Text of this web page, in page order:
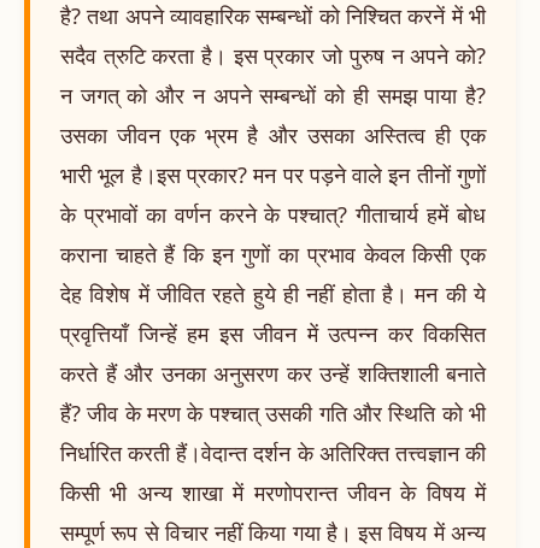
है? तथा अपने व्यावहारिक सम्बन्धों को निश्चित करनें में भी
सदैव त्रुटि करता है। इस प्रकार जो पुरुष न अपने को?
न जगत् को और न अपने सम्बन्धों को ही समझ पाया है?
उसका जीवन एक भ्रम है और उसका अस्तित्व ही एक
भारी भूल है।इस प्रकार? मन पर पड़ने वाले इन तीनों गुणों
के प्रभावों का वर्णन करने के पश्चात्? गीताचार्य हमें बोध
कराना चाहते हैं कि इन गुणों का प्रभाव केवल किसी एक
देह विशेष में जीवित रहते हुये ही नहीं होता है। मन की ये
प्रवृत्तियाँ जिन्हें हम इस जीवन में उत्पन्न कर विकसित
करते हैं और उनका अनुसरण कर उन्हें शक्तिशाली बनाते
हैं? जीव के मरण के पश्चात् उसकी गति और स्थिति को भी
निर्धारित करती हैं।वेदान्त दर्शन के अतिरिक्त तत्त्वज्ञान की
किसी भी अन्य शाखा में मरणोपरान्त जीवन के विषय में
सम्पूर्ण रूप से विचार नहीं किया गया है। इस विषय में अन्य